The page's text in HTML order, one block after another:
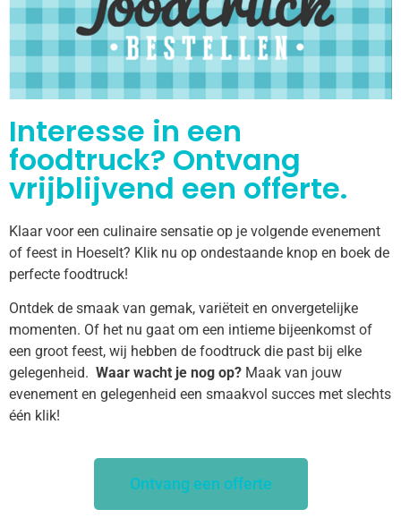
Interesse in een
foodtruck? Ontvang
vrijblijvend een offerte.
Klaar voor een culinaire sensatie op je volgende evenement
of feest in Hoeselt? Klik nu op ondestaande knop en boek de
perfecte foodtruck!
Ontdek de smaak van gemak, variëteit en onvergetelijke
momenten. Of het nu gaat om een intieme bijeenkomst of
een groot feest, wij hebben de foodtruck die past bij elke
gelegenheid. Waar wacht je nog op? Maak van jouw
evenement en gelegenheid een smaakvol succes met slechts
één klik!
Ontvang een offerte